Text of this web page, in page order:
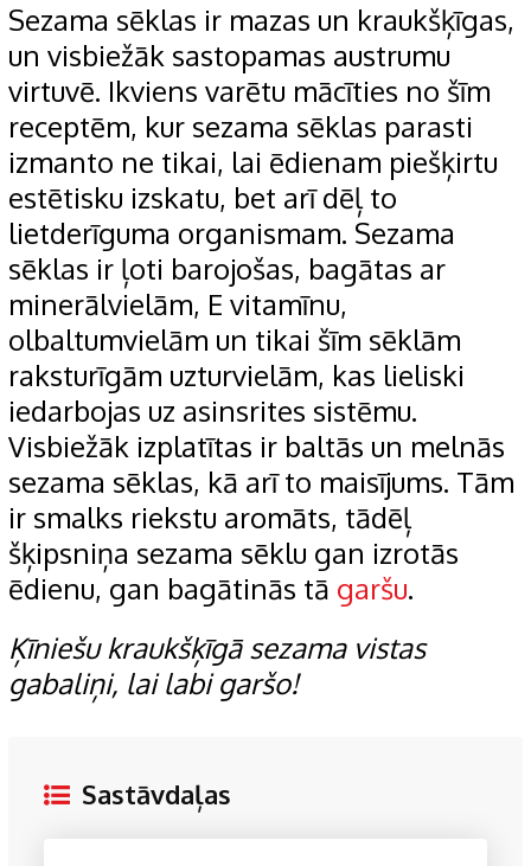
Sezama sēklas ir mazas un kraukšķīgas,
un visbiežāk sastopamas austrumu
virtuvē. Ikviens varētu mācīties no šīm
receptēm, kur sezama sēklas parasti
izmanto ne tikai, lai ēdienam piešķirtu
estētisku izskatu, bet arī dēļ to
lietderīguma organismam. Sezama
sēklas ir ļoti barojošas, bagātas ar
minerālvielām, E vitamīnu,
olbaltumvielām un tikai šīm sēklām
raksturīgām uzturvielām, kas lieliski
iedarbojas uz asinsrites sistēmu.
Visbiežāk izplatītas ir baltās un melnās
sezama sēklas, kā arī to maisījums. Tām
ir smalks riekstu aromāts, tādēļ
šķipsniņa sezama sēklu gan izrotās
ēdienu, gan bagātinās tā garšu.
Ķīniešu kraukšķīgā sezama vistas
gabaliņi, lai labi garšo!
Sastāvdaļas